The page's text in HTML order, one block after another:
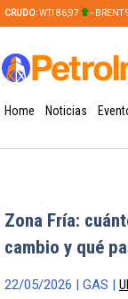
CRUDO: WTI 86,97 - BRENT
Home Noticias
Zona Fría:
cambio y qué
22/05/2026 | GAS |